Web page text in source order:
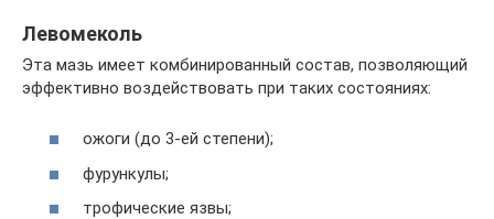
Левомеколь
Эта мазь имеет комбинированный состав, позволяющий
эффективно воздействовать при таких состояниях:
ожоги (до 3-ей степени);
фурункулы;
трофические язвы;